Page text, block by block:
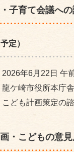
子育て会議へ
定）
2026年6月22日 午
龍ケ崎市役所本庁
こども計画策定の
・こどもの意